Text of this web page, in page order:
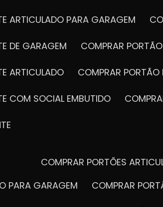
ARTICULADO PARA GARAGEM
DE GARAGEM COMPRAR
ARTICULADO COMPRAR
COM SOCIAL EMBUTIDO
COMPRAR PORTÕES
PARA GARAGEM
COMPRAR